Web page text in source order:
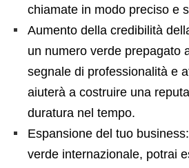
chiamate in modo preciso e
Aumento della credibilità
un numero verde prepagato
segnale di professionalità e
aiuterà a costruire una
duratura nel tempo.
Espansione del tuo
verde internazionale, potrai